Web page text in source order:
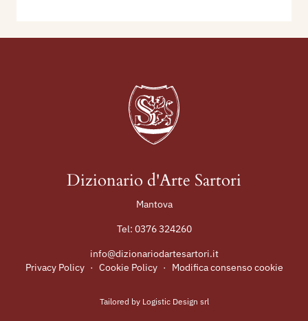
Dizionario d'Arte Sartori
Mantova
Tel: 0376 324260
info@dizionariodartesartori.it
Privacy Policy · Cookie Policy · Modifica consenso cookie
Tailored by Logistic Design srl